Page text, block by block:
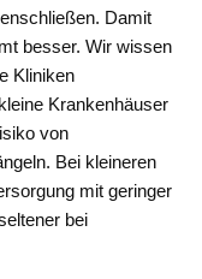
Damit
besser. Wir wissen
Kliniken
Krankenhäuser
von
Bei kleineren
mit geringer
bei